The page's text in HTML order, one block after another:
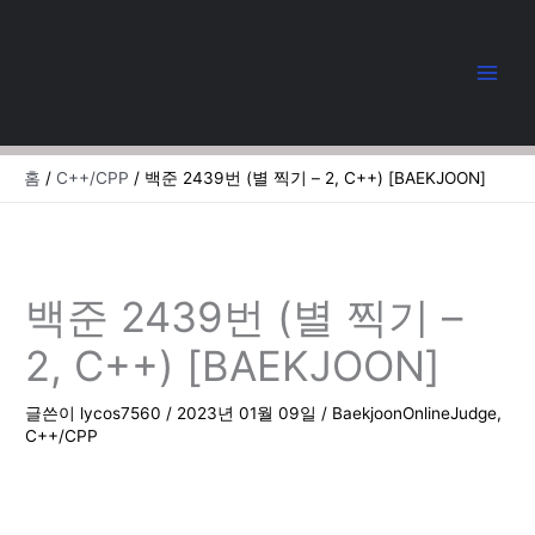
너
홈 C++/CPP 백준 2439번 (별 찍기 – 2, C++) [BAEKJOON]
백준 2439번 (별 찍기 –
2, C++) [BAEKJOON]
글쓴이 lycos7560/ 2023년 01월 09일/ BaekjoonOnlineJudge,
C++/CPP